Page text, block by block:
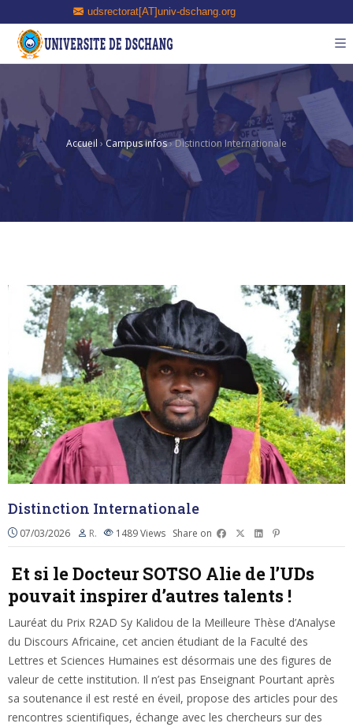
udsrectorat[AT]univ-dschang.org
Accueil ›Campus infos›Distinction Internationale
Distinction Internationale
07/03/2026 R. 1489Views Share on
Et si le Docteur SOTSO Alie de l’UDs
pouvait inspirer d’autres talents !
Lauréat du Prix R2AD Sy Kalidou de la Meilleure Thèse d’Analyse
du Discours Africaine, cet ancien étudiant de la Faculté des
Lettres et Sciences Humaines est désormais une des figures de
valeur de cette institution. Il n’est pas Enseignant Pourtant après
sa soutenance il est resté en éveil, propose des articles pour des
rencontres scientifiques, échange avec les chercheurs sur des